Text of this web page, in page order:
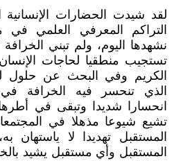
لقد شيدت الحضارات الإنسانية
التراكم المعرفي العلمي في
نشهدها اليوم، ولم تبني
تستجيب منطقيا لحاجات
الكريم وفي البحث عن حلول
الذي تنحسر فيه الخرافة في
انحسارا شديدا وتبقى في أطرها
تشيع شيوعا مذهلا في
المستقبل تهديدا لا ياستهان
المستقبل وأي مستقبل يشيد